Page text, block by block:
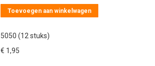
Toevoegen aan winkelwagen
5050 (12 stuks)
€ 1,95